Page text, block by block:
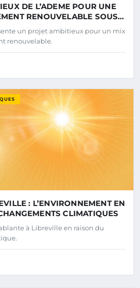
DE L’ADEME POUR UNE
RENOUVELABLE SOUS
un projet ambitieux pour un mix
renouvelable.
: L’ENVIRONNEMENT EN
CLIMATIQUES
à Libreville en raison du